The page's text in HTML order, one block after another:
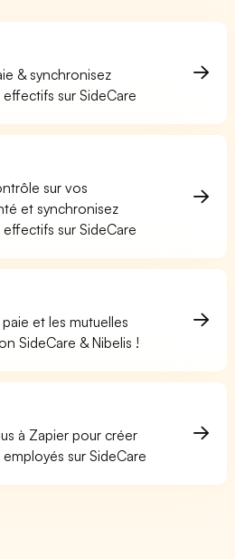
& synchronisez
sur SideCare
sur vos
et synchronisez
sur SideCare
et les mutuelles
SideCare & Nibelis !
à Zapier pour créer
sur SideCare